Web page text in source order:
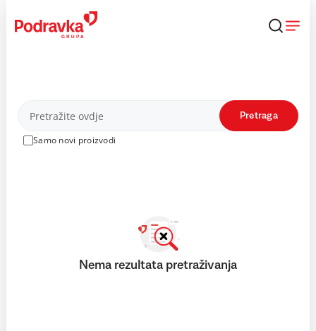
content
Proizvodi
Samo novi proizvodi
Pretraga
Nema rezultata pretraživanja